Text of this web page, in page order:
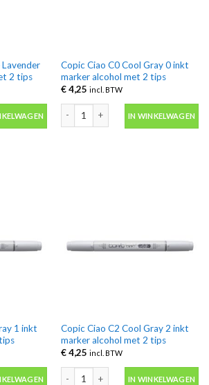
2 tips
Copic Ciao C0 Cool Gray 0 inkt
marker alcohol met 2 tips
€4,25 incl. BTW
IN WINKELWAGEN
1 inkt
1 inkt marker alcohol met 2 tips aantal
Copic Ciao C2 Cool Gray 2 inkt
marker alcohol met 2 tips
€4,25 incl. BTW
Copic Ciao C2 Cool Gray 2 inkt
IN WINKELWAGEN